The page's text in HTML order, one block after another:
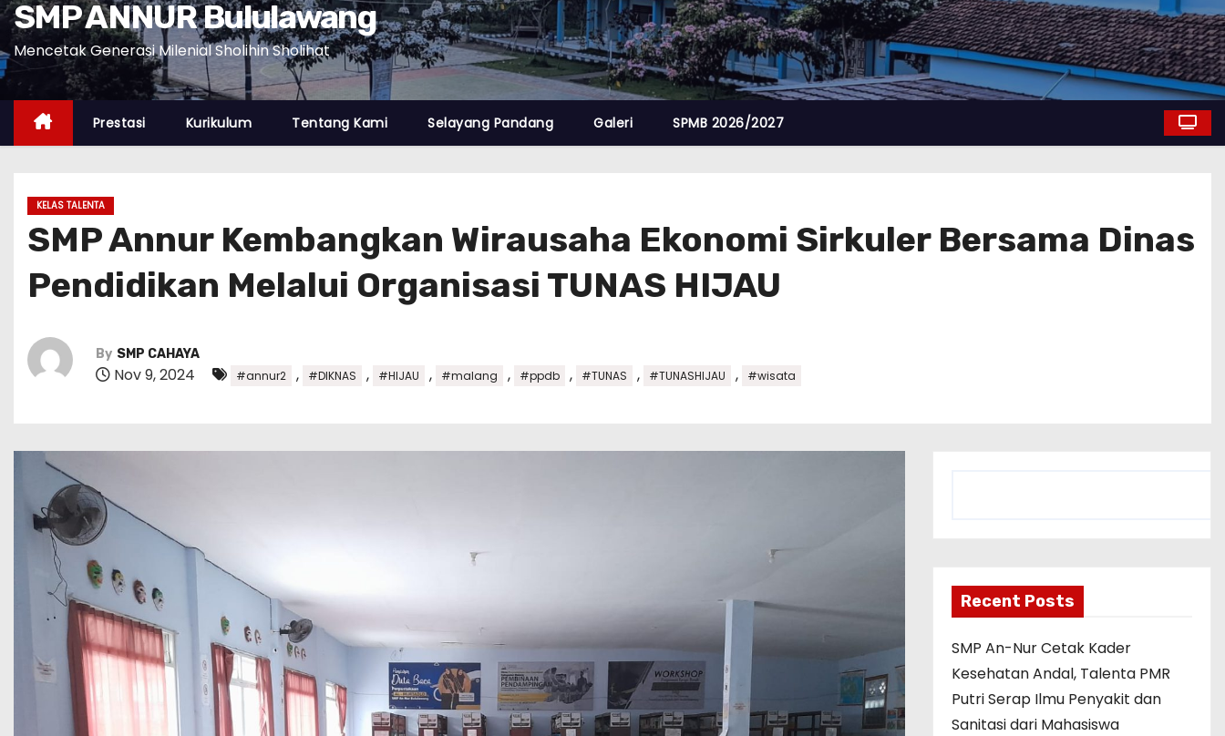
SMP ANNUR Bululawang
Mencetak Generasi Milenial Sholihin Sholihat
Prestasi Kurikulum Tentang Kami Selayang Pandang Galeri SPMB 2026/2027
KELAS TALENTA
SMP Annur Kembangkan Wirausaha Ekonomi Sirkuler Bersama Dinas
Pendidikan Melalui Organisasi TUNAS HIJAU
By SMP CAHAYA
Nov 9, 2024 #annur2 , #DIKNAS , #HIJAU , #malang , #ppdb , #TUNAS , #TUNASHIJAU , #wisata
Recent Posts
SMP An-Nur Cetak Kader
Kesehatan Andal, Talenta PMR
Putri Serap Ilmu Penyakit dan
Sanitasi dari Mahasiswa